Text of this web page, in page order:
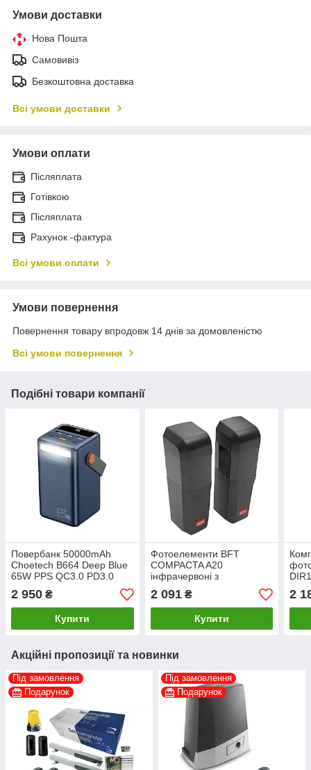
Умови доставки
Нова Пошта
Самовивіз
Безкоштовна доставка
Всі умови доставки
Умови оплати
Післяплата
Готівкою
Післяплата
Рахунок -фактура
Всі умови оплати
Умови повернення
Повернення товару впродовж 14 днів за домовленістю
Всі умови повернення
Подібні товари компанії
Повербанк 50000mAh
Choetech B664 Deep Blue
65W PPS QC3.0 PD3.0
LED-ліхтар
2 950 ₴
Купити
Фотоелементи BFT
COMPACTA A20
інфрачервоні з
поворотними лінзами
2 091₴
Купити
2
Акційні пропозиції та новинки
Під замовлення
Подарунок
Під замовлення
Подарунок